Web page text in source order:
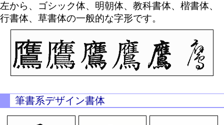
左から、ゴシック体、明朝体、教科書体、楷書体、
行書体、草書体の一般的な字形です。
筆書系デザイン書体